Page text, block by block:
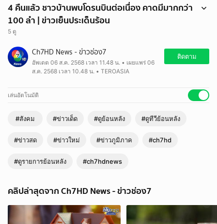
4 คืนแล้ว ชาวบ้านพบโดรนบินต่อเนื่อง คาดมีมากกว่า
100 ลำ | ข่าวเย็นประเด็นร้อน
5 ดู
ข่าวเย็นประเด็นร้อน - เรื่องของ โดรน ยังคงมีให้เห็นต่อเนื่องกันทุกวัน แตก
จากชาวบ้านที่แจ้งข่าวต่อ ๆ กันมา คาดว่าน่าจะมีมากถึงกว่า 100 ลำ เลยที
Ch7HD News - ข่าวช่อง7
อัพเดต 06 ส.ค. 2568 เวลา 11.48 น. • เผยแพร่ 06
ส.ค. 2568 เวลา 10.48 น. • TEROASIA
ติดตาม
เล่นอัตโนมัติ
#สังคม #ข่าวเด็ด #ดูย้อนหลัง #ดูทีวีย้อนหลัง
#ข่าวสด #ข่าวใหม่ #ข่าวภูมิภาค #ch7hd
#ดูรายการย้อนหลัง #ch7hdnews
คลิปล่าสุดจาก Ch7HD News - ข่าวช่อง7